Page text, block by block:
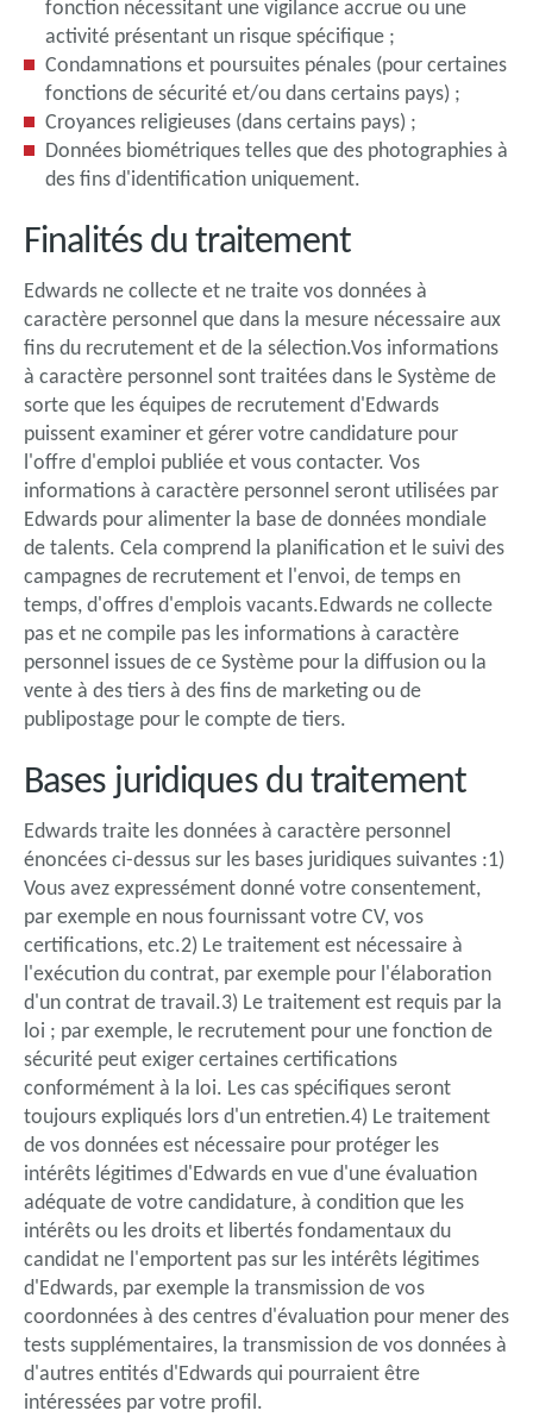
fonction nécessitant une vigilance accrue ou une
activité présentant un risque spécifique ;
Condamnations et poursuites pénales (pour certaines
fonctions de sécurité et/ou dans certains pays) ;
Croyances religieuses (dans certains pays) ;
Données biométriques telles que des photographies à
des fins d'identification uniquement.
Finalités du traitement
Edwards ne collecte et ne traite vos données à
caractère personnel que dans la mesure nécessaire aux
fins du recrutement et de la sélection.Vos informations
à caractère personnel sont traitées dans le Système de
sorte que les équipes de recrutement d'Edwards
puissent examiner et gérer votre candidature pour
l'offre d'emploi publiée et vous contacter. Vos
informations à caractère personnel seront utilisées par
Edwards pour alimenter la base de données mondiale
de talents. Cela comprend la planification et le suivi des
campagnes de recrutement et l'envoi, de temps en
temps, d'offres d'emplois vacants.Edwards ne collecte
pas et ne compile pas les informations à caractère
personnel issues de ce Système pour la diffusion ou la
vente à des tiers à des fins de marketing ou de
publipostage pour le compte de tiers.
Bases juridiques du traitement
Edwards traite les données à caractère personnel
énoncées ci-dessus sur les bases juridiques suivantes :1)
Vous avez expressément donné votre consentement,
par exemple en nous fournissant votre CV, vos
certifications, etc.2) Le traitement est nécessaire à
l'exécution du contrat, par exemple pour l'élaboration
d'un contrat de travail.3) Le traitement est requis par la
loi ; par exemple, le recrutement pour une fonction de
sécurité peut exiger certaines certifications
conformément à la loi. Les cas spécifiques seront
toujours expliqués lors d'un entretien.4) Le traitement
de vos données est nécessaire pour protéger les
intérêts légitimes d'Edwards en vue d'une évaluation
adéquate de votre candidature, à condition que les
intérêts ou les droits et libertés fondamentaux du
candidat ne l'emportent pas sur les intérêts légitimes
d'Edwards, par exemple la transmission de vos
coordonnées à des centres d'évaluation pour mener des
tests supplémentaires, la transmission de vos données à
d'autres entités d'Edwards qui pourraient être
intéressées par votre profil.